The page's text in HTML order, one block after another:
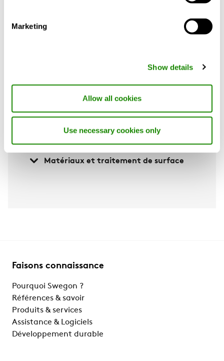
Marketing
Show details
Allow all cookies
Use necessary cookies only
Conception
Matériaux et traitement de surface
Faisons connaissance
Pourquoi Swegon ?
Références & savoir
Produits & services
Assistance & Logiciels
Développement durable